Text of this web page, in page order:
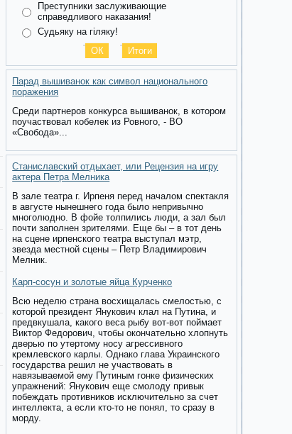
Преступники заслуживающие
справедливого наказания!
Судьяку на гіляку!
Парад вышиванок как символ национального
поражения
Среди партнеров конкурса вышиванок, в котором
поучаствовал кобелек из Ровного, - ВО
«Свобода»...
Станиславский отдыхает, или Рецензия на игру
актера Петра Мелника
В зале театра г. Ирпеня перед началом спектакля
в августе нынешнего года было непривычно
многолюдно. В фойе толпились люди, а зал был
почти заполнен зрителями. Еще бы – в тот день
на сцене ирпенского театра выступал мэтр,
звезда местной сцены – Петр Владимирович
Мелник.
Карп-сосун и золотые яйца Курченко
Всю неделю страна восхищалась смелостью, с
которой президент Янукович клал на Путина, и
предвкушала, какого веса рыбу вот-вот поймает
Виктор Федорович, чтобы окончательно хлопнуть
дверью по утертому носу агрессивного
кремлевского карлы. Однако глава Украинского
государства решил не участвовать в
навязываемой ему Путиным гонке физических
упражнений: Янукович еще смолоду привык
побеждать противников исключительно за счет
интеллекта, а если кто-то не понял, то сразу в
морду.